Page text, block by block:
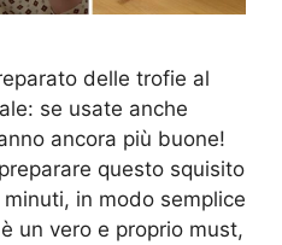
delle trofie al
se usate anche
ancora più buone!
questo squisito
in modo semplice
un vero e proprio must,